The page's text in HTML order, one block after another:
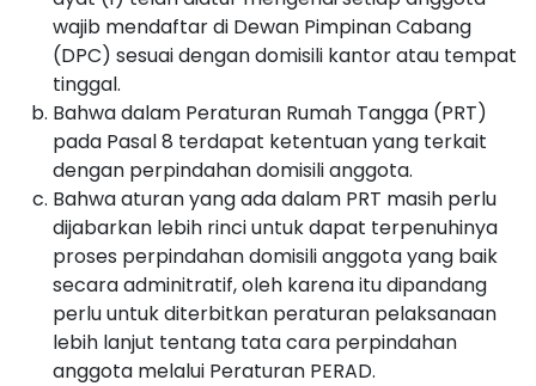
wajib mendaftar di Dewan Pimpinan Cabang
(DPC) sesuai dengan domisili kantor atau tempat
tinggal.
Bahwa dalam Peraturan Rumah Tangga (PRT)
pada Pasal 8 terdapat ketentuan yang terkait
dengan perpindahan domisili anggota.
Bahwa aturan yang ada dalam PRT masih perlu
dijabarkan lebih rinci untuk dapat terpenuhinya
proses perpindahan domisili anggota yang baik
secara adminitratif, oleh karena itu dipandang
perlu untuk diterbitkan peraturan pelaksanaan
lebih lanjut tentang tata cara perpindahan
anggota melalui Peraturan PERAD.